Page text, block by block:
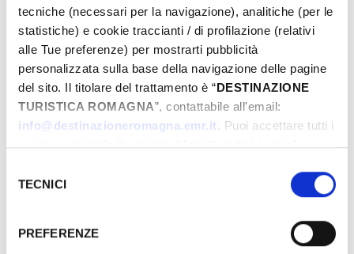
tecniche (necessari per la navigazione), analitiche (per le
statistiche) e cookie traccianti / di profilazione (relativi
alle Tue preferenze) per mostrarti pubblicità
personalizzata sulla base della navigazione delle pagine
del sito. Il titolare del trattamento è “DESTINAZIONE
TURISTICA ROMAGNA”, contattabile all'email:
info@destinazioneromagna.emr.it. Puoi accettare tutti i
cookie premendo il pulsante “Accetta tutti i cookie”,
gestire le tue preferenze facendo clic su “Personalizza”.
Qualora acconsenti a tutti i cookie i Tuoi dati potranno
attualmente non fornisce garanzie idonee per il
delTECNICI
PREFERENZE
Bis
Stadt
Typen